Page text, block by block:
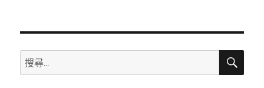
搜
尋
搜